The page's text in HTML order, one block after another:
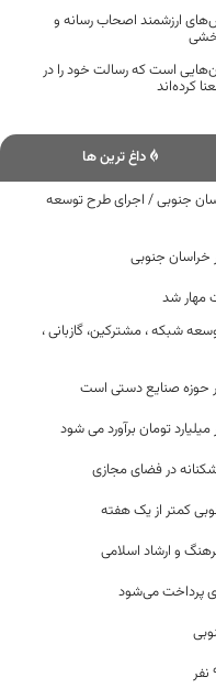
ارزشمند اصحاب رسانه و
است که رسالت خود را در
کرده‌اند
داغ ترین ها
جنوبی / اجرای طرح توسعه
مهار شد
شبکه ، مشترکین، گازبانی ،
تومان برآورد می شود
و ارشاد اسلامی